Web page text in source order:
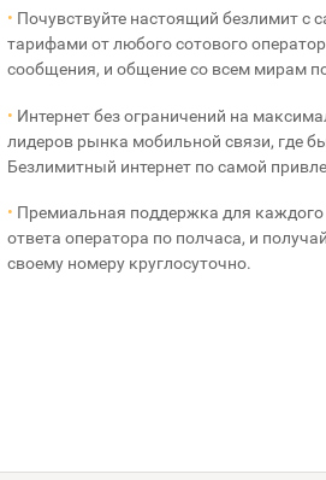
• Почувствуйте настоящий безлимит
тарифами от любого сотового
сообщения, и общение со всем мирам
• Интернет без ограничений на
лидеров рынка мобильной связи, где
Безлимитный интернет по самой
• Премиальная поддержка для каждого
ответа оператора по полчаса, и
своему номеру круглосуточно.